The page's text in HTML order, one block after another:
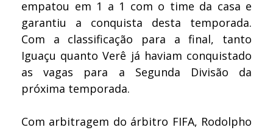
empatou em 1 a 1 com o time da casa e
garantiu a conquista desta temporada.
Com a classificação para a final, tanto
Iguaçu quanto Verê já haviam conquistado
as vagas para a Segunda Divisão da
próxima temporada.
Com arbitragem do árbitro FIFA, Rodolpho